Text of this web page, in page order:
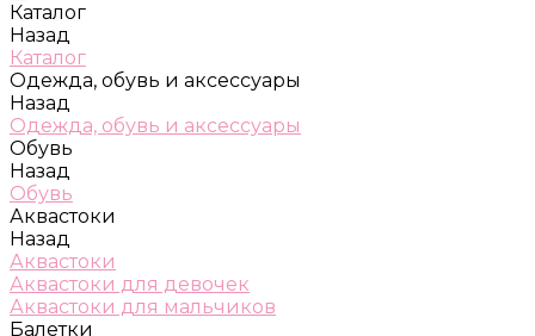
Каталог
Назад
Каталог
Одежда, обувь и аксессуары
Назад
Одежда, обувь и аксессуары
Обувь
Назад
Обувь
Аквастоки
Назад
Аквастоки
Аквастоки для девочек
Аквастоки для мальчиков
Балетки